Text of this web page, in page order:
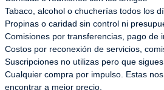
Tabaco, alcohol o chucherías todos los
Propinas o caridad sin control ni
Comisiones por transferencias, pago de
Costos por reconexión de servicios,
Suscripciones no utilizas pero que
Cualquier compra por impulso. Estas
encontrar a mejor precio.